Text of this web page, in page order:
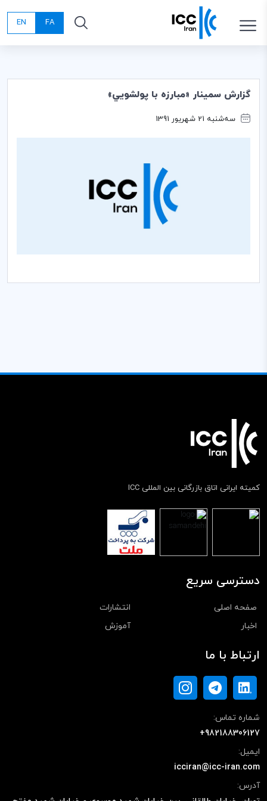
FA
EN
گزارش سمينار «مبارزه با پولشويي»
سه‌شنبه 21 شهریور 1391
کمیته ایرانی اتاق بازرگانی بین المللی ICC
دسترسی سریع
صفحه اصلی
انتشارات
اخبار
آموزش
ارتباط با ما
شماره تماس:
+982188306127
ایمیل:
icciran@icc-iran.com
آدرس: